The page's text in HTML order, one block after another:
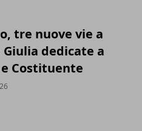
tre nuove vie a
Giulia dedicate a
Costituente